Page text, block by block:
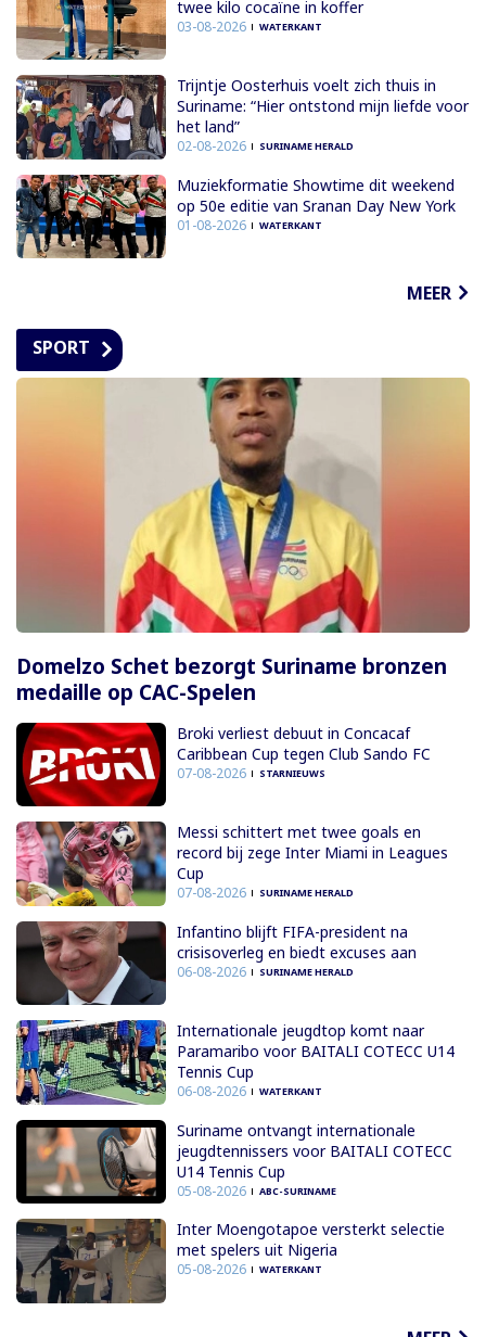
twee kilo cocaïne in koffer
03-08-2026 WATERKANT
Trijntje Oosterhuis voelt zich thuis in
Suriname: “Hier ontstond mijn liefde voor
het land”
02-08-2026 SURINAME HERALD
Muziekformatie Showtime dit weekend
op 50e editie van Sranan Day New York
01-08-2026 WATERKANT
MEER
SPORT
Domelzo Schet bezorgt Suriname bronzen
medaille op CAC-Spelen
Broki verliest debuut in Concacaf
Caribbean Cup tegen Club Sando FC
07-08-2026 STARNIEUWS
Messi schittert met twee goals en
record bij zege Inter Miami in Leagues
Cup
07-08-2026 SURINAME HERALD
Infantino blijft FIFA-president na
crisisoverleg en biedt excuses aan
06-08-2026 SURINAME HERALD
Internationale jeugdtop komt naar
Paramaribo voor BAITALI COTECC U14
Tennis Cup
06-08-2026 WATERKANT
Suriname ontvangt internationale
jeugdtennissers voor BAITALI COTECC
U14 Tennis Cup
05-08-2026 ABC-SURINAME
Inter Moengotapoe versterkt selectie
met spelers uit Nigeria
05-08-2026 WATERKANT